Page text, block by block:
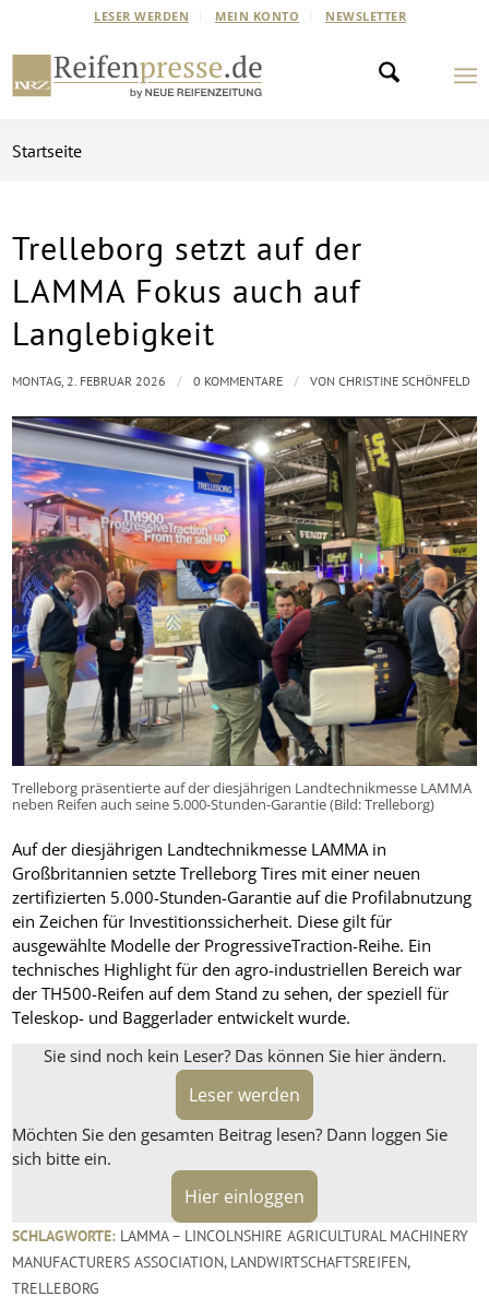
LESER WERDEN MEIN KONTO NEWSLETTER
Startseite
Trelleborg setzt auf der
LAMMA Fokus auch auf
Langlebigkeit
Trelleborg präsentierte auf der diesjährigen Landtechnikmesse LAMMA
neben Reifen auch seine 5.000-Stunden-Garantie (Bild: Trelleborg)
Auf der diesjährigen Landtechnikmesse LAMMA in
Großbritannien setzte Trelleborg Tires mit einer neuen
zertifizierten 5.000-Stunden-Garantie auf die Profilabnutzung
ein Zeichen für Investitionssicherheit. Diese gilt für
ausgewählte Modelle der ProgressiveTraction-Reihe. Ein
technisches Highlight für den agro-industriellen Bereich war
der TH500-Reifen auf dem Stand zu sehen, der speziell für
Teleskop- und Baggerlader entwickelt wurde.
Sie sind noch kein Leser? Das können Sie hier ändern.
Leser werden
Möchten Sie den gesamten Beitrag lesen? Dann loggen Sie
sich bitte ein.
Hier einloggen
MONTAG, 2. FEBRUAR 2026 / 0 KOMMENTARE / VONCHRISTINE SCHÖNFELD
SCHLAGWORTE: LAMMA – LINCOLNSHIRE AGRICULTURAL MACHINERY
MANUFACTURERS ASSOCIATION, LANDWIRTSCHAFTSREIFEN,
TRELLEBORG